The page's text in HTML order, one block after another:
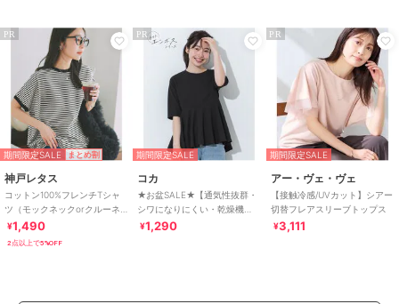
PR
期間限定SALE まとめ割
神戸レタス
コットン100%フレンチTシャ
ツ（モックネックorクルーネ
ック） [C4819]
¥1,490
2点以上で5%OFF
PR
期間限定SALE
コカ
★お盆SALE★【通気性抜群・
シワになりにくい・乾燥機
OK】ライトエンボスペプラム
¥1,290
PR
期間限定SALE
アー・ヴェ・ヴェ
【接触冷感/UVカット】シアー
切替フレアスリーブトップス
¥3,111